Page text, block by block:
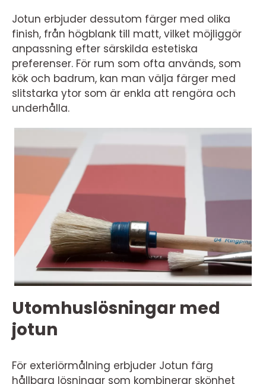
Jotun erbjuder dessutom färger med olika
finish, från högblank till matt, vilket möjliggör
anpassning efter särskilda estetiska
preferenser. För rum som ofta används, som
kök och badrum, kan man välja färger med
slitstarka ytor som är enkla att rengöra och
underhålla.
Utomhuslösningar med
jotun
För exteriörmålning erbjuder Jotun färg
hållbara lösningar som kombinerar skönhet